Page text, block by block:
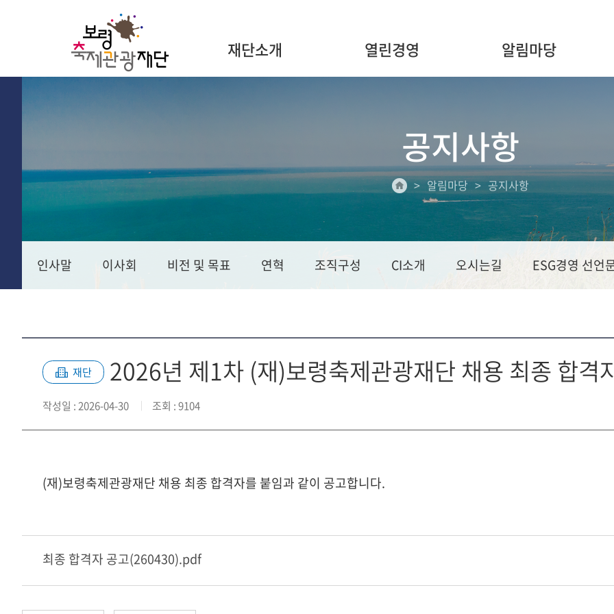
재단소개 열린경영 알림마당
공지사항
알림마당 공지사항
인사말 이사회 비전 및 목표 연혁 조직구성 CI소개 오시는길 ESG경영 선언
재단 2026년 제1차 (재)보령축제관광재단 채용 최종 합격
작성일 : 2026-04-30 조회 : 9104
(재)보령축제관광재단 채용 최종 합격자를 붙임과 같이 공고합니다.
최종 합격자 공고(260430).pdf